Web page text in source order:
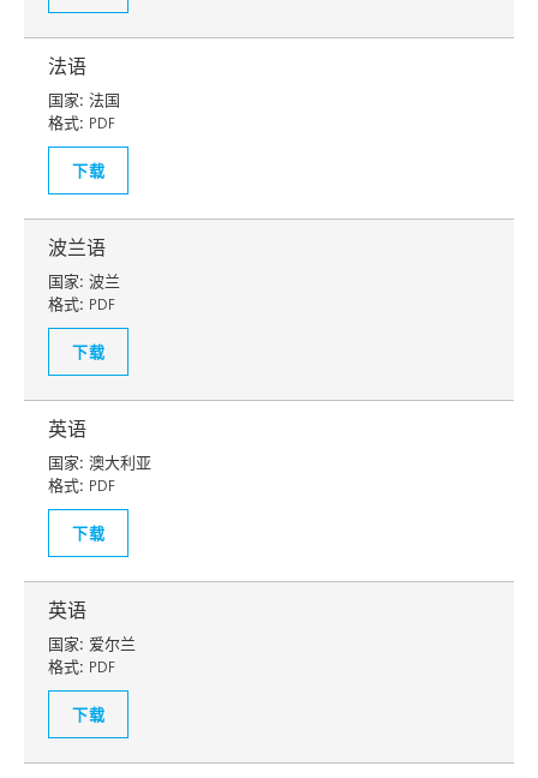
法语
国家: 法国
格式: PDF
下载
波兰语
国家: 波兰
格式: PDF
下载
英语
国家: 澳大利亚
格式: PDF
下载
英语
国家: 爱尔兰
格式: PDF
下载